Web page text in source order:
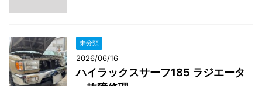
未分類
2026/06/16
ハイラックスサーフ185 ラジエータ